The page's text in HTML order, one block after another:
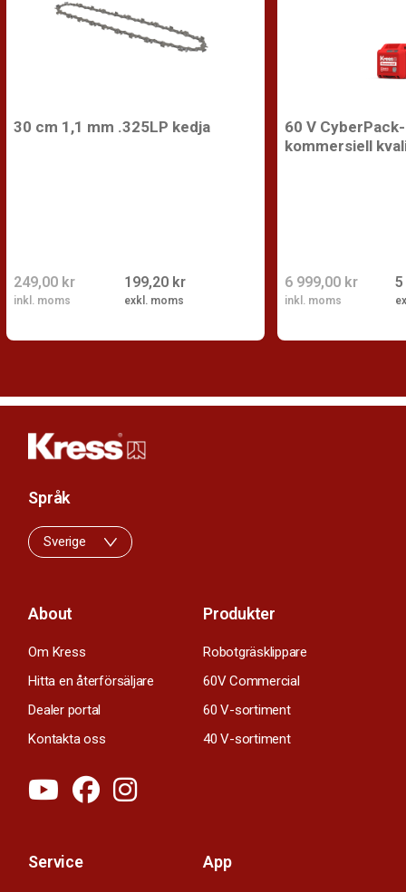
30 cm 1,1 mm .325LP kedja
199,20 kr
exkl. moms
249,00 kr
inkl. moms
60 V
kommersiell
6 999,00 kr
inkl. moms
About
Om Kress
Hitta en återförsäljare
Dealer portal
Kontakta oss
Produkter
Robotgräsklippare
60V Commercial
60 V-sortiment
40 V-sortiment
Service App
Språk
Sverige